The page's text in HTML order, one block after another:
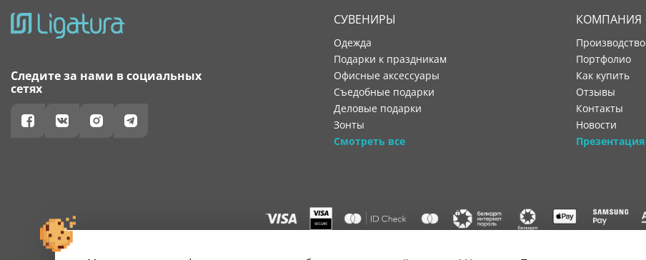
Следите за нами в социальных
сетях
СУВЕНИРЫ
Одежда
Подарки к праздникам
Офисные аксессуары
Съедобные подарки
Деловые подарки
Зонты
Смотреть все
КОМПАНИЯ
производство
портфолио
как купить
отзывы
контакты
новости
Презентация